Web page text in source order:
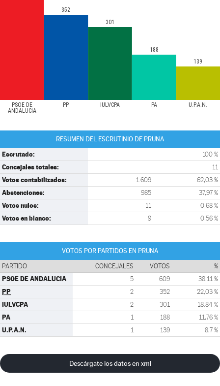
PSOE DE
ANDALUCIA
PP IULVCPA PA U.P.A.N.
352
301
188
139
RESUMEN DEL ESCRUTINIO DE PRUNA
Escrutado: 100 %
Concejales totales: 11
Votos contabilizados: 1.609 62,03 %
Abstenciones: 985 37,97 %
Votos nulos: 11 0,68 %
Votos en blanco: 9 0,56 %
VOTOS POR PARTIDOS EN PRUNA
PARTIDO CONCEJALES VOTOS %
PSOE DE ANDALUCIA 5 609 38,11 %
PP 2 352 22,03 %
IULVCPA 2 301 18,84 %
PA 1 188 11,76 %
U.P.A.N. 1 139 8,7 %
Descárgate los datos en xml